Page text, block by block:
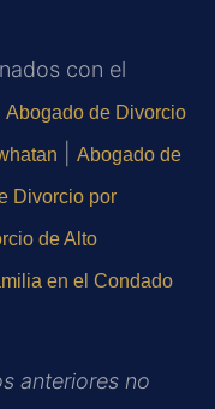
con el
Abogado de Divorcio
Abogado de
Divorcio por
de Alto
en el Condado
anteriores no